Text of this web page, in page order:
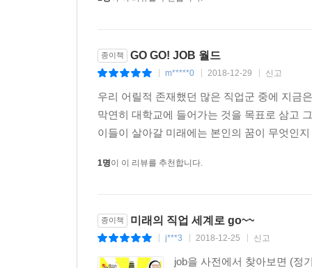
종이책 GO GO! JOB 월드
m*****0 2018-12-29 신고
우리 어릴적 존재했던 많은 직업군 중에 지금
막연히 대학교에 들어가는 것을 목표로 삼고
이들이 살아갈 미래에는 본인의 꿈이 무엇인
1명이 이 리뷰를 추천합니다.
종이책 미래의 직업 세계로 go~~
j***3 2018-12-25 신고
job을 사전에서 찾아보면 (정